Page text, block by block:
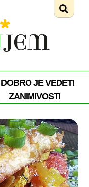
DOBRO JE VEDETI
ZANIMIVOSTI